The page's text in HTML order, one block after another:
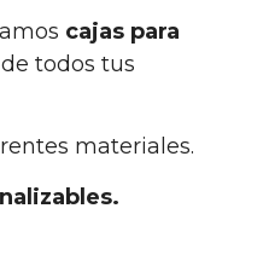
cajas para
de todos tus
materiales.